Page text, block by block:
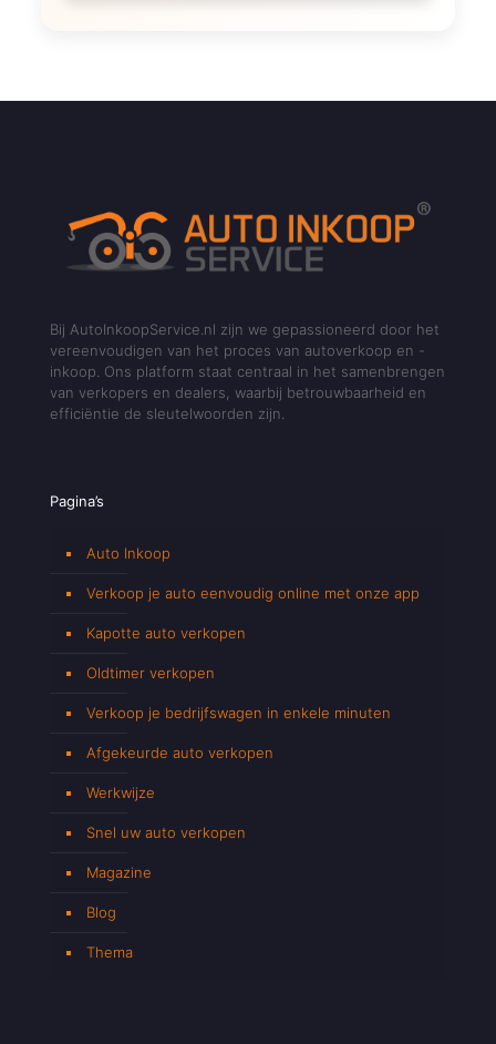
Bij AutoInkoopService.nl zijn we gepassioneerd door het
vereenvoudigen van het proces van autoverkoop en -
inkoop. Ons platform staat centraal in het samenbrengen
van verkopers en dealers, waarbij betrouwbaarheid en
efficiëntie de sleutelwoorden zijn.
Pagina’s
Auto Inkoop
Verkoop je auto eenvoudig online met onze app
Kapotte auto verkopen
Oldtimer verkopen
Verkoop je bedrijfswagen in enkele minuten
Afgekeurde auto verkopen
Werkwijze
Snel uw auto verkopen
Magazine
Blog
Thema